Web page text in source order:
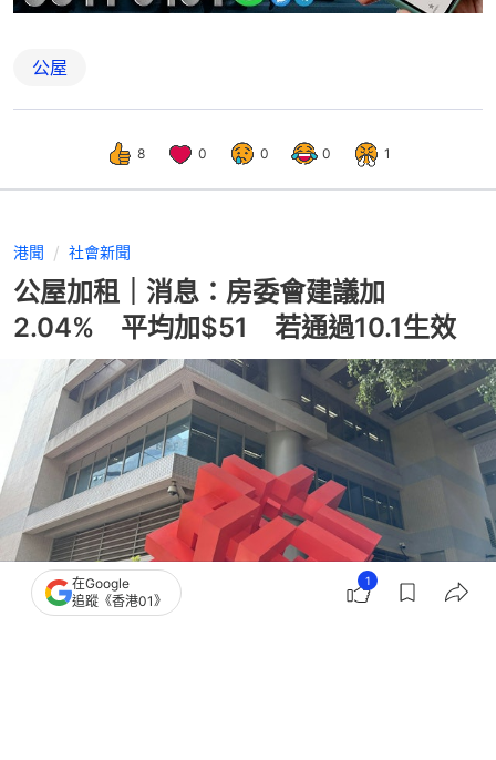
公屋
8 0 0 0 1
港聞 社會新聞
公屋加租｜消息：房委會建議加
2.04% 平均加$51 若通過10.1生效
在Google
追蹤《香港01》
1